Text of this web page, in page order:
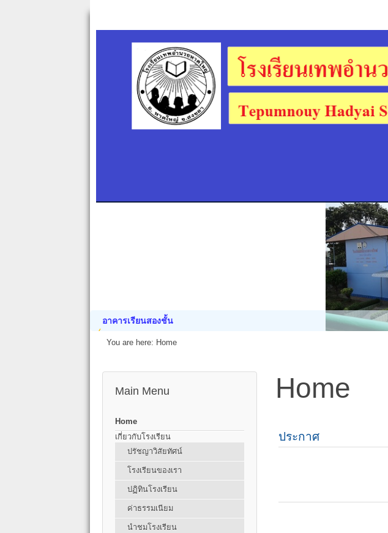
อาคารเรียนสองชั้น
You are here: Home
Main Menu
Home
เกี่ยวกับโรงเรียน
ปรัชญาวิสัยทัศน์
โรงเรียนของเรา
ปฏิทินโรงเรียน
ค่าธรรมเนียม
นำชมโรงเรียน
Home
ประกาศ